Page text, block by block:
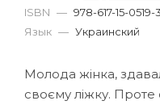
ISBN — 978-617-15-0519-3
Язык — Украинский
Молода жінка,
своєму ліжку. Проте